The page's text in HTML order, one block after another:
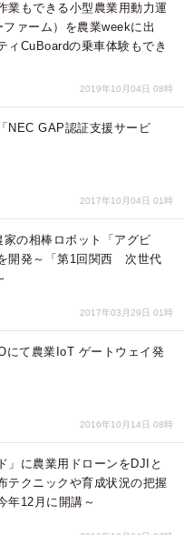
業もできる小型農業用動力運
ァーム）を農業weekに出
ィCuBoardの乗車体験もでき
2019年10月04日 08時
NEC GAP認証支援サービ
2017年10月04日 01時
の相棒ロボット「アグビ
開発～「第1回関西 次世代
2017年03月29日 01時
にて農業IoT ゲートウェイ発
2016年10月14日 08時
」に農業用ドローンをDJIと
クニックや育成状況の把握
年12月に開講～